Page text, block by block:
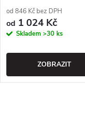
od 846 Kč bez DPH
od 1 024 Kč
Skladem >30 ks
ZOBRAZIT